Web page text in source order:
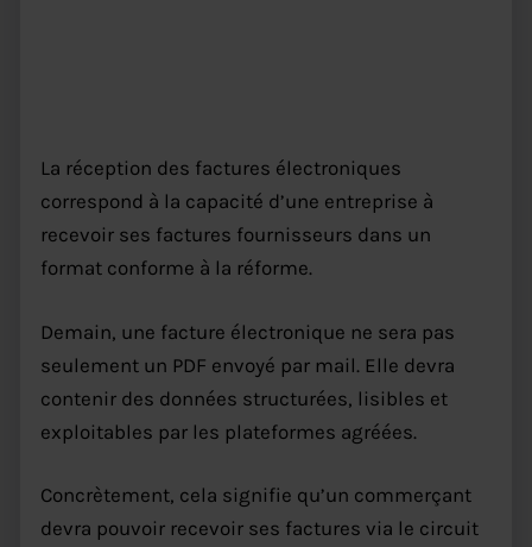
La réception des factures électroniques
correspond à la capacité d’une entreprise à
recevoir ses factures fournisseurs dans un
format conforme à la réforme.
Demain, une facture électronique ne sera pas
seulement un PDF envoyé par mail. Elle devra
contenir des données structurées, lisibles et
exploitables par les plateformes agréées.
Concrètement, cela signifie qu’un commerçant
devra pouvoir recevoir ses factures via le circuit